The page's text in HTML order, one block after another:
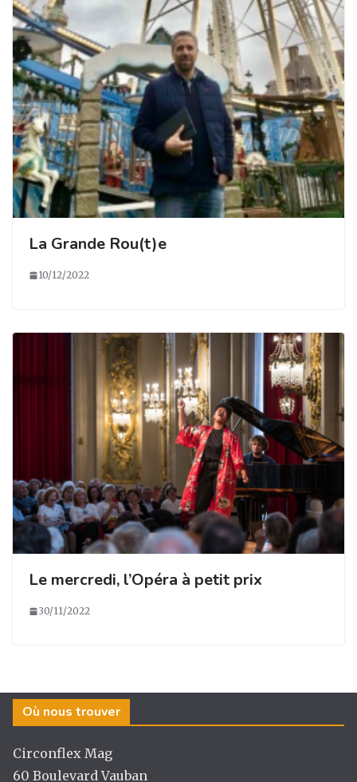
La Grande Rou(t)e
10/12/2022
Le mercredi, l’Opéra à petit prix
30/11/2022
Où nous trouver
Circonflex Mag
60 Boulevard Vauban